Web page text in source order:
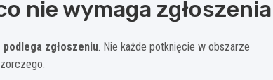
nie wymaga zgłoszenia
zgłoszeniu. Nie każde potknięcie w obszarze